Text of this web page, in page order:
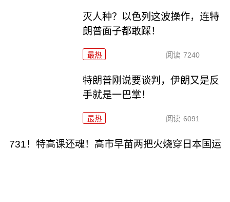
灭人种？以色列这波操作，连特
朗普面子都敢踩！
最热 阅读 7240
特朗普刚说要谈判，伊朗又是反
手就是一巴掌！
最热 阅读 6091
731！特高课还魂！高市早苗两把火烧穿日本国运